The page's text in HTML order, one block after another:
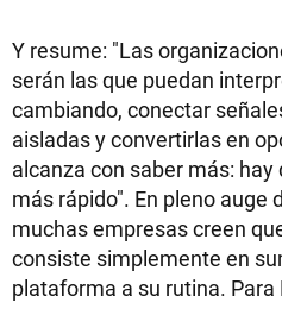
Y resume: "Las
serán las que puedan
cambiando, conectar
aisladas y convertirlas en
alcanza con saber más:
más rápido". En pleno auge
muchas empresas creen
consiste simplemente en
plataforma a su rutina. Para